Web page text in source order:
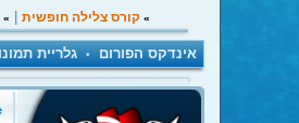
» קורס צלילה חופשית »
אינדקס הפורום • גלריית